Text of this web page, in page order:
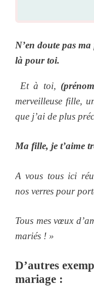
N’en doute pas
là pour toi.
Et à toi,
merveilleuse fille,
que j’ai de plus
Ma fille, je t’aime
A vous tous ici
nos verres pour
Tous mes vœux
mariés ! »
D’autres
mariage :